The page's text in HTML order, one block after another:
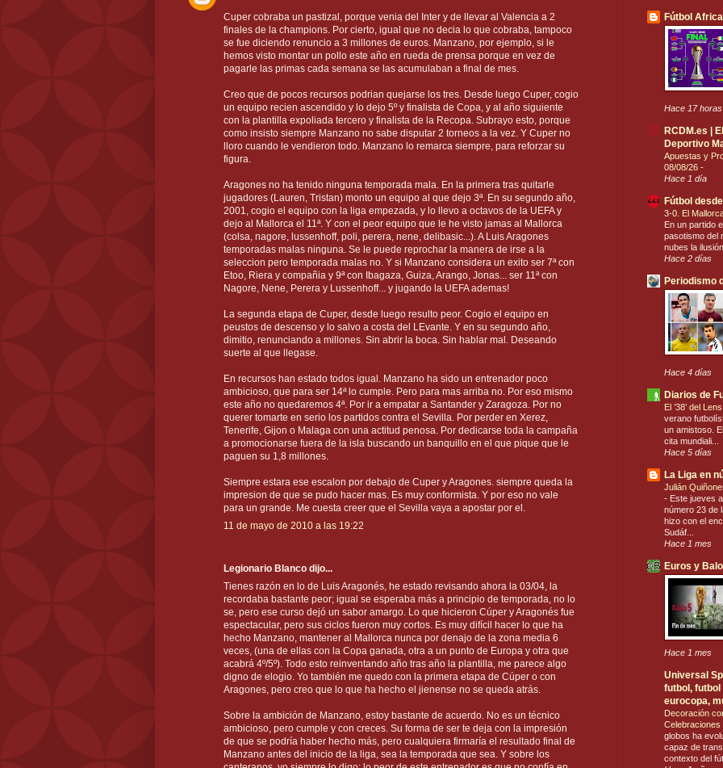
Cuper cobraba un pastizal, porque venia del Inter y de llevar al Valencia a 2
finales de la champions. Por cierto, igual que no decia lo que cobraba, tampoco
se fue diciendo renuncio a 3 millones de euros. Manzano, por ejemplo, si le
hemos visto montar un pollo este año en rueda de prensa porque en vez de
pagarle las primas cada semana se las acumulaban a final de mes.
Creo que de pocos recursos podrian quejarse los tres. Desde luego Cuper, cogio
un equipo recien ascendido y lo dejo 5º y finalista de Copa, y al año siguiente
con la plantilla expoliada tercero y finalista de la Recopa. Subrayo esto, porque
como insisto siempre Manzano no sabe disputar 2 torneos a la vez. Y Cuper no
lloro cuando le vendieron todo. Manzano lo remarca siempre, para reforzar su
figura.
Aragones no ha tenido ninguna temporada mala. En la primera tras quitarle
jugadores (Lauren, Tristan) monto un equipo al que dejo 3ª. En su segundo año,
2001, cogio el equipo con la liga empezada, y lo llevo a octavos de la UEFA y
dejo al Mallorca el 11ª. Y con el peor equipo que le he visto jamas al Mallorca
(colsa, nagore, lussenhoff, poli, perera, nene, delibasic...). A Luis Aragones
temporadas malas ninguna. Se le puede reprochar la manera de irse a la
seleccion pero temporada malas no. Y si Manzano considera un exito ser 7ª con
Etoo, Riera y compañia y 9ª con Ibagaza, Guiza, Arango, Jonas... ser 11ª con
Nagore, Nene, Perera y Lussenhoff... y jugando la UEFA ademas!
La segunda etapa de Cuper, desde luego resulto peor. Cogio el equipo en
peustos de descenso y lo salvo a costa del LEvante. Y en su segundo año,
dimitio, renunciando a millones. Sin abrir la boca. Sin hablar mal. Deseando
suerte al que llegase.
En recursos han estado todos igual. Manzano ha sido un entrenador poco
ambicioso, que para ser 14ª lo cumple. Pero para mas arriba no. Por eso mismo
este año no quedaremos 4ª. Por ir a empatar a Santander y Zaragoza. Por no
querer tomarte en serio los partidos contra el Sevilla. Por perder en Xerez,
Tenerife, Gijon o Malaga con una actitud penosa. Por dedicarse toda la campaña
a promocionarse fuera de la isla buscando un banquillo en el que pique que le
paguen su 1,8 millones.
Siempre estara ese escalon por debajo de Cuper y Aragones. siempre queda la
impresion de que se pudo hacer mas. Es muy conformista. Y por eso no vale
para un grande. Me cuesta creer que el Sevilla vaya a apostar por el.
11 de mayo de 2010 a las 19:22
Legionario Blanco dijo...
Tienes razón en lo de Luis Aragonés, he estado revisando ahora la 03/04, la
recordaba bastante peor; igual se esperaba más a principio de temporada, no lo
se, pero ese curso dejó un sabor amargo. Lo que hicieron Cúper y Aragonés fue
espectacular, pero sus ciclos fueron muy cortos. Es muy difícil hacer lo que ha
hecho Manzano, mantener al Mallorca nunca por denajo de la zona media 6
veces, (una de ellas con la Copa ganada, otra a un punto de Europa y otra que
acabrá 4º/5º). Todo esto reinventando año tras año la plantilla, me parece algo
digno de elogio. Yo también me quedo con la primera etapa de Cúper o con
Aragones, pero creo que lo que ha hecho el jienense no se queda atrás.
Sobre la ambición de Manzano, estoy bastante de acuerdo. No es un técnico
ambicioso, pero cumple y con creces. Su forma de ser te deja con la impresión
de que se podría haber hecho más, pero cualquiera firmaría el resultado final de
Manzano antes del inicio de la liga, sea la temporada que sea. Y sobre los
Fútbol
Hace 17 horas
RCDM.es |
Deportivo
Apuestas y
08/08/26 -
Hace 1 día
Fútbol
3-0. El
En un partido
pasotismo del
nubes la
Hace 2 días
Periodismo
Hace 4 días
Diarios de
El ’38’ del
verano
un amistoso.
cita mundiali...
Hace 5 días
La Liga en
Julián
- Este jueves
número 23 de
hizo con el
Sudáf...
Hace 1 mes
Euros y
Hace 1 mes
Universal
futbol, futbol
eurocopa,
Decoración
globos ha
capaz de
contexto del